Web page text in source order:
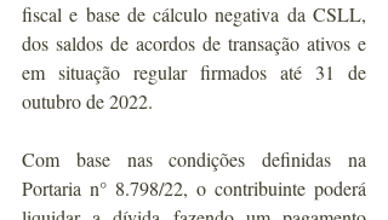
fiscal e base de cálculo negativa da CSLL,
dos saldos de acordos de transação ativos e
em situação regular firmados até 31 de
outubro de 2022.
Com base nas condições definidas na
Portaria n° 8.798/22, o contribuinte poderá